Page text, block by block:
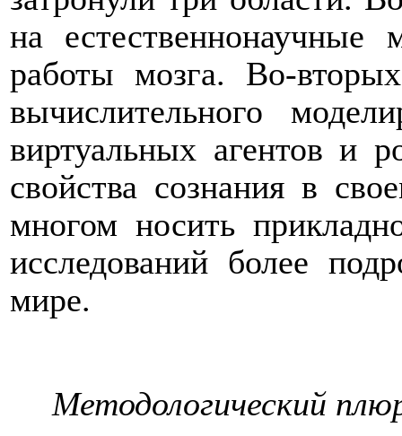
на
работы мозга. Во-
вычислительного
виртуальных агентов и
свойства сознания в
многом носить
исследований более
мире.
Методологический